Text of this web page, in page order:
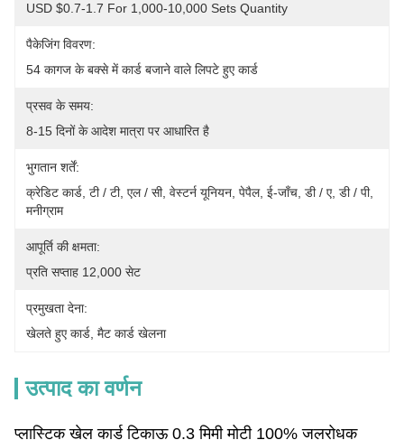
USD $0.7-1.7 For 1,000-10,000 Sets Quantity
पैकेजिंग विवरण:
54 कागज के बक्से में कार्ड बजाने वाले लिपटे हुए कार्ड
प्रसव के समय:
8-15 दिनों के आदेश मात्रा पर आधारित है
भुगतान शर्तें:
क्रेडिट कार्ड, टी / टी, एल / सी, वेस्टर्न यूनियन, पेपैल, ई-जाँच, डी / ए, डी / पी,
मनीग्राम
आपूर्ति की क्षमता:
प्रति सप्ताह 12,000 सेट
प्रमुखता देना:
खेलते हुए कार्ड मैट कार्ड खेलना
उत्पाद का वर्णन
प्लास्टिक खेल कार्ड टिकाऊ 0.3 मिमी मोटी 100% जलरोधक